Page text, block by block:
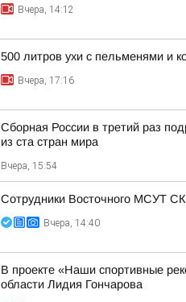
Вчера, 14:12
500 литров ухи с пельменями и
Вчера, 17:16
Сборная России в третий раз
из ста стран мира
Вчера, 15:54
Сотрудники Восточного МСУТ СК
Вчера, 14:40
В проекте «Наши спортивные
области Лидия Гончарова